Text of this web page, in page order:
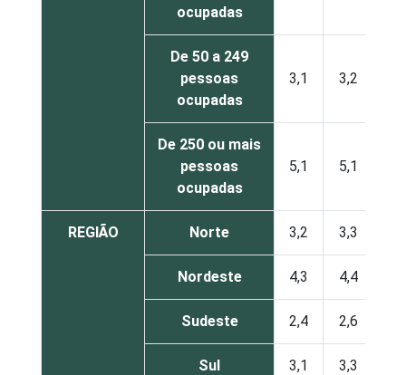
ocupadas
De 50 a 249
pessoas
ocupadas
3,1 3,2
De 250 ou mais
pessoas
ocupadas
5,1 5,1
REGIÃO Norte 3,2 3,3
Nordeste 4,3 4,4
Sudeste 2,4 2,6
Sul 3,1 3,3